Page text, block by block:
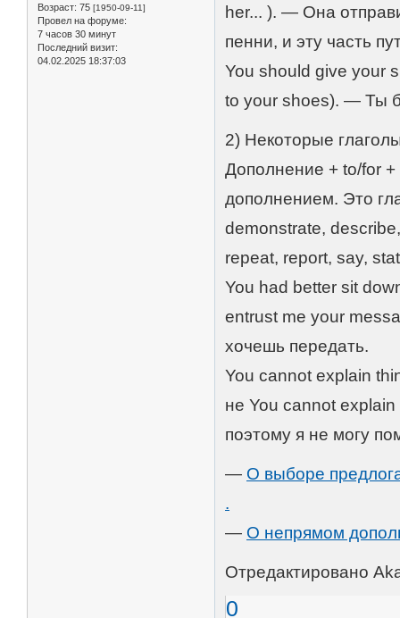
Возраст: 75 [1950-09-11]
Провел на форуме:
7 часов 30 минут
Последний визит:
04.02.2025 18:37:03
her... ). — Она
пенни, и эту часть
You should give your
to your shoes). — Ты
2) Некоторые
Дополнение + to/for
дополнением. Это
demonstrate,
repeat, report, say,
You had better sit
entrust me your
хочешь передать.
You cannot explain
не You cannot
поэтому я не могу
— О выборе
.
— О непрямом
Отредактировано
0